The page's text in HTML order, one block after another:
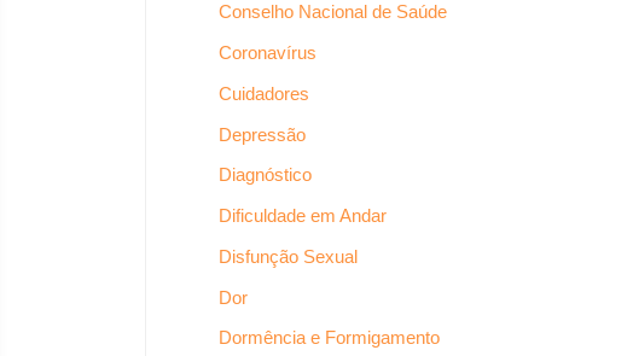
Conselho Nacional de Saúde
Coronavírus
Cuidadores
Depressão
Diagnóstico
Dificuldade em Andar
Disfunção Sexual
Dor
Dormência e Formigamento